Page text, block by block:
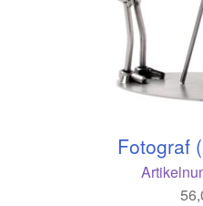
Fotograf